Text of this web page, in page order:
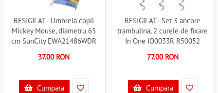
RESIGILAT - Umbrela copii
Mickey Mouse, diametru 65
cm SunCity EWA21486WDR
37.00 RON
Cumpara
RESIGILAT - Set 3 ancore
trambulina, 2 curele de fixare
In One IO0033R R50052
77.00 RON
Cumpara